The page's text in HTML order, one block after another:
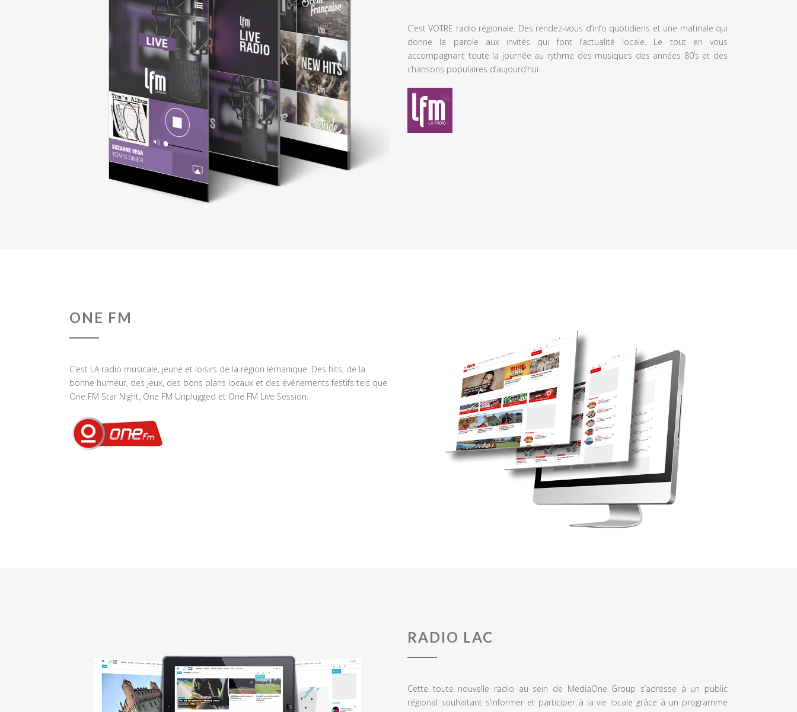
C’est VOTRE radio régionale. Des rendez-vous d’info quotidiens et une matinale qui
donne la parole aux invités qui font l’actualité locale. Le tout en vous
accompagnant toute la journée au rythme des musiques des années 80’s et des
chansons populaires d’aujourd’hui.
ONE FM
C’est LA radio musicale, jeune et loisirs de la région lémanique. Des hits, de la
bonne humeur, des jeux, des bons plans locaux et des événements festifs tels que
One FM Star Night, One FM Unplugged et One FM Live Session.
RADIO LAC
Cette toute nouvelle radio au sein de MediaOne Group s’adresse à un public
régional souhaitant s’informer et participer à la vie locale grâce à un programme